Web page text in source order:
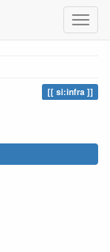
si:infra